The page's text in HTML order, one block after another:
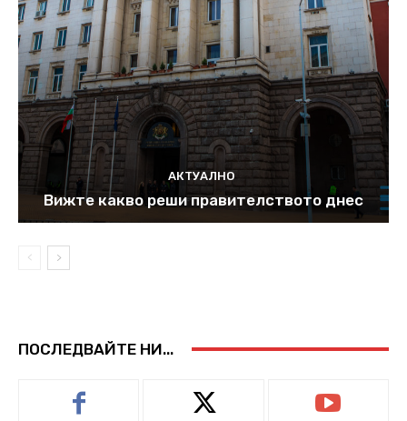
АКТУАЛНО
Вижте какво реши правителството днес
ПОСЛЕДВАЙТЕ НИ...